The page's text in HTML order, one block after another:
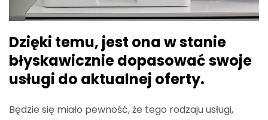
Dzięki temu, jest ona w stanie
błyskawicznie dopasować swoje
usługi do aktualnej oferty.
Będzie się miało pewność, że tego rodzaju usługi,